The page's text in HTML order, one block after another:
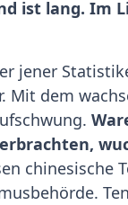
ist lang. Im
jener
Mit dem